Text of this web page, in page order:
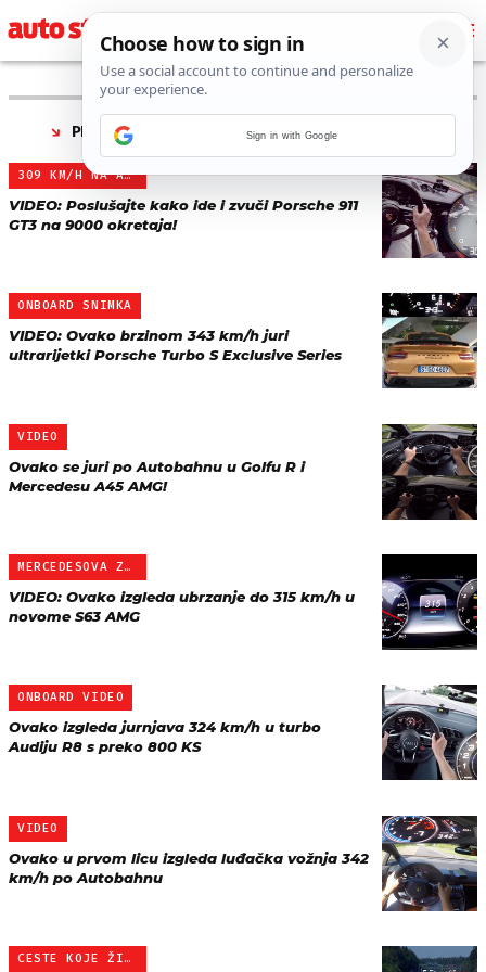
PRONAĐENO 9 REZULTATA ZA TAG “
309 KM/H NA AUTOBAHNU
VIDEO: Poslušajte kako ide i zvuči Porsche 911
GT3 na 9000 okretaja!
ONBOARD SNIMKA
VIDEO: Ovako brzinom 343 km/h juri
ultrarijetki Porsche Turbo S Exclusive Series
VIDEO
Ovako se juri po Autobahnu u Golfu R i
Mercedesu A45 AMG!
MERCEDESOVA ZVIJER
VIDEO: Ovako izgleda ubrzanje do 315 km/h u
novome S63 AMG
ONBOARD VIDEO
Ovako izgleda jurnjava 324 km/h u turbo
Audiju R8 s preko 800 KS
VIDEO
Ovako u prvom licu izgleda luđačka vožnja 342
km/h po Autobahnu
CESTE KOJE ŽIVOT ZNAČE
Sign in with Google